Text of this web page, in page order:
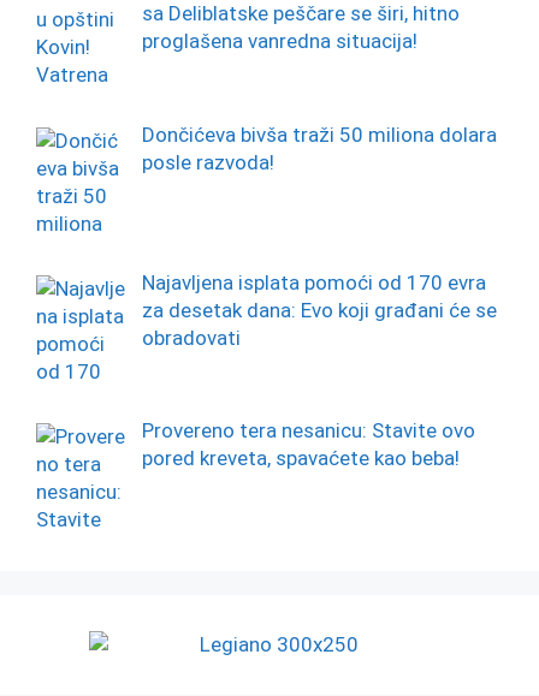
sa Deliblatske peščare se širi, hitno
proglašena vanredna situacija!
Dončićeva bivša traži 50 miliona dolara
posle razvoda!
Najavljena isplata pomoći od 170 evra
za desetak dana: Evo koji građani će se
obradovati
Provereno tera nesanicu: Stavite ovo
pored kreveta, spavaćete kao beba!